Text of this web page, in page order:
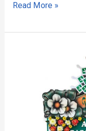
Read More »